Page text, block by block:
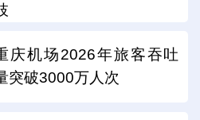
庆机场2026年旅客吞吐
突破3000万人次